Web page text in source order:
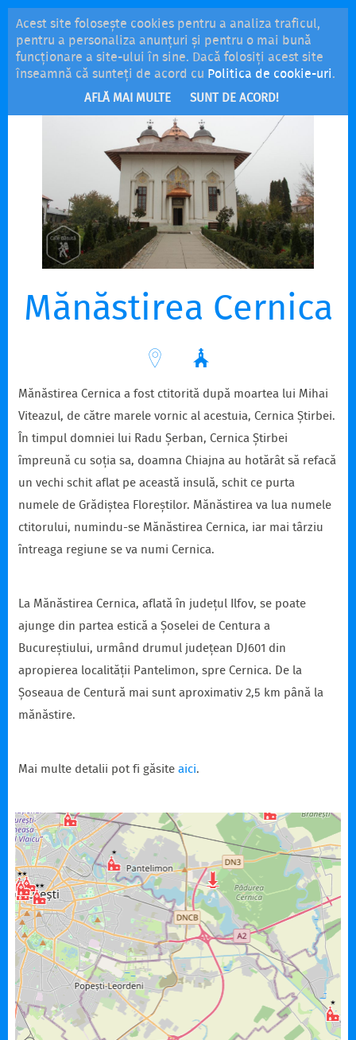
Acest site folosește cookies pentru a analiza traficul,
pentru a personaliza anunțuri și pentru o mai bună
funcționare a site-ului în sine. Dacă folosiți acest site
înseamnă că sunteți de acord cu Politica de cookie-uri.
AFLĂ MAI MULTE SUNT DE ACORD!
MENU
Mănăstirea Cernica
Mănăstirea Cernica a fost ctitorită după moartea lui Mihai
Viteazul, de către marele vornic al acestuia, Cernica Știrbei.
În timpul domniei lui Radu Șerban, Cernica Știrbei
împreună cu soția sa, doamna Chiajna au hotărât să refacă
un vechi schit aflat pe această insulă, schit ce purta
numele de Grădiștea Floreștilor. Mănăstirea va lua numele
ctitorului, numindu-se Mănăstirea Cernica, iar mai târziu
întreaga regiune se va numi Cernica.
La Mănăstirea Cernica, aflată în județul Ilfov, se poate
ajunge din partea estică a Șoselei de Centura a
Bucureștiului, urmând drumul județean DJ601 din
apropierea localității Pantelimon, spre Cernica. De la
Șoseaua de Centură mai sunt aproximativ 2,5 km până la
mănăstire.
Mai multe detalii pot fi găsiteaici.